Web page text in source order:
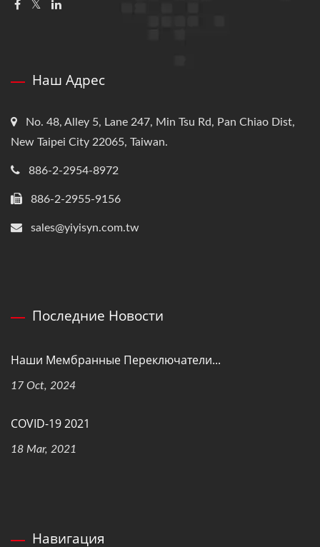
Наш Адрес
No. 48, Alley 5, Lane 247, Min Tsu Rd, Pan Chiao Dist,
New Taipei City 22065, Taiwan.
886-2-2954-8972
886-2-2955-9156
sales@yiyisyn.com.tw
Последние Новости
Наши Мембранные Переключатели...
17 Oct, 2024
COVID-19 2021
18 Mar, 2021
Навигация